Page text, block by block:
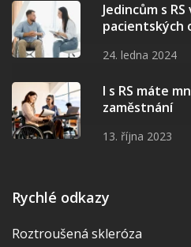
Jedincům s
pacientských
24. ledna 2024
I s RS máte
zaměstnání
13. října 2023
Rychlé odkazy
Roztroušená skleróza